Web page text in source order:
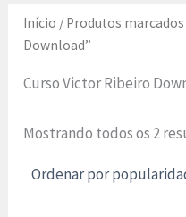
Início / Produtos
Download”
Curso Victor Ribeiro
Mostrando todos os 2